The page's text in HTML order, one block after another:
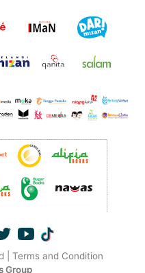
| Terms and Condition
Group